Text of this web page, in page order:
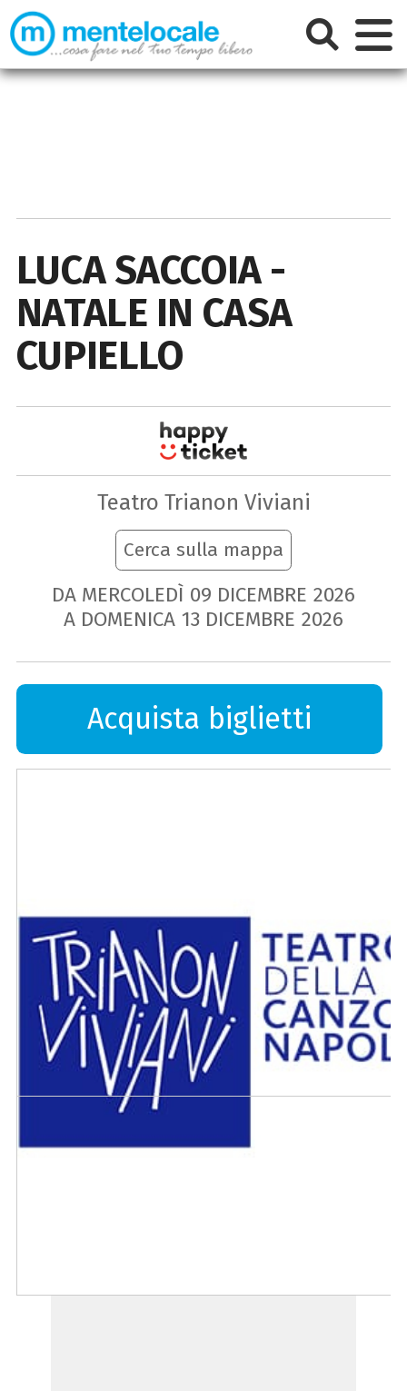
LUCA SACCOIA -
NATALE IN CASA
CUPIELLO
Teatro Trianon Viviani
Cerca sulla mappa
DA MERCOLEDÌ 09 DICEMBRE 2026
A DOMENICA 13 DICEMBRE 2026
Acquista biglietti